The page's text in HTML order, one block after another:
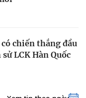
chiến thắng đầu
LCK Hàn Quốc